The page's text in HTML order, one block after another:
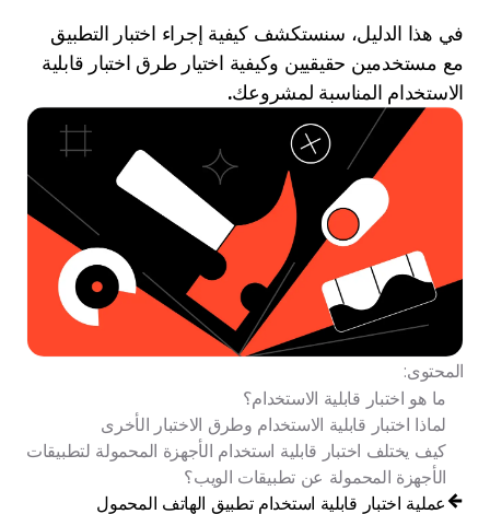
في هذا الدليل، سنستكشف كيفية إجراء اختبار التطبيق
مع مستخدمين حقيقيين وكيفية اختيار طرق اختبار قابلية
الاستخدام المناسبة لمشروعك.
المحتوى:
ما هو اختبار قابلية الاستخدام؟
لماذا اختبار قابلية الاستخدام وطرق الاختبار الأخرى
كيف يختلف اختبار قابلية استخدام الأجهزة المحمولة لتطبيقات
الأجهزة المحمولة عن تطبيقات الويب؟
عملية اختبار قابلية استخدام تطبيق الهاتف المحمول